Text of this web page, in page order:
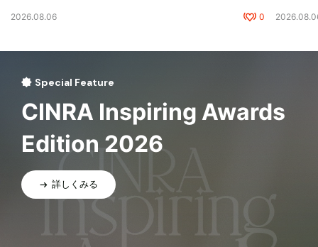
2026.08.06 0
Special Feature
CINRA Inspiring Awards
Edition 2026
詳しくみる